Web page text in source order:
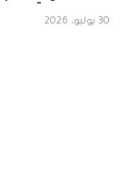
30 يوليو، 2026